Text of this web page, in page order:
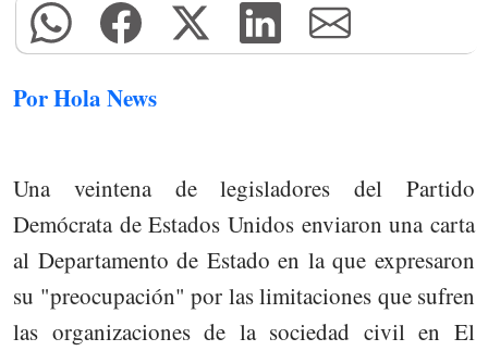
Por Hola News
Una veintena de legisladores del Partido
Demócrata de Estados Unidos enviaron una carta
al Departamento de Estado en la que expresaron
su "preocupación" por las limitaciones que sufren
las organizaciones de la sociedad civil en El